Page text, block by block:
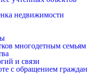
недвижимости
многодетным семьям
и связи
с обращением граждан